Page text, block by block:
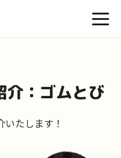
介：ゴムとび
たします！